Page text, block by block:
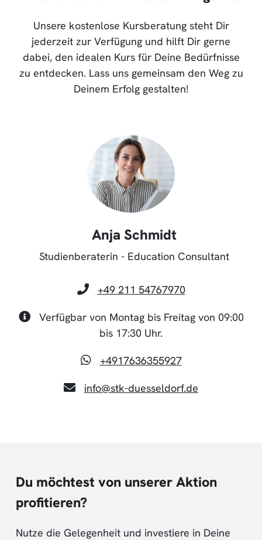
Unsere kostenlose Kursberatung steht Dir
jederzeit zur Verfügung und hilft Dir gerne
dabei, den idealen Kurs für Deine Bedürfnisse
zu entdecken. Lass uns gemeinsam den Weg zu
Deinem Erfolg gestalten!
Anja Schmidt
Studienberaterin - Education Consultant
+49 211 54767970
Verfügbar von Montag bis Freitag von 09:00
bis 17:30 Uhr.
+4917636355927
info@stk-duesseldorf.de
Du möchtest von unserer Aktion
profitieren?
Nutze die Gelegenheit und investiere in Deine